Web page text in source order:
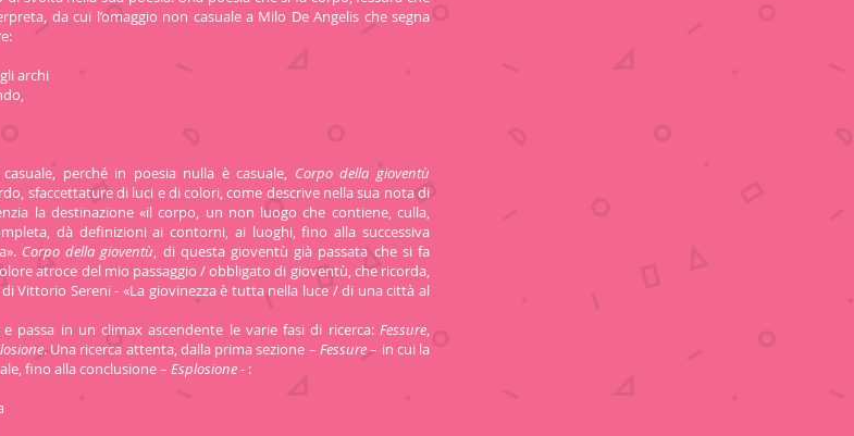
da cui l’omaggio non casuale a Milo De Angelis che segna
archi
perché in poesia nulla è casuale, Corpo della gioventù
sfaccettature di luci e di colori, come descrive nella sua nota di
la destinazione «il corpo, un non luogo che contiene, culla,
dà definizioni ai contorni, ai luoghi, fino alla successiva
Corpo della gioventù, di questa gioventù già passata che si fa
atroce del mio passaggio / obbligato di gioventù, che ricorda,
Vittorio Sereni - «La giovinezza è tutta nella luce / di una città al
passa in un climax ascendente le varie fasi di ricerca: Fessure,
. Una ricerca attenta, dalla prima sezione – Fessure– in cui la
fino alla conclusione – Esplosione- :